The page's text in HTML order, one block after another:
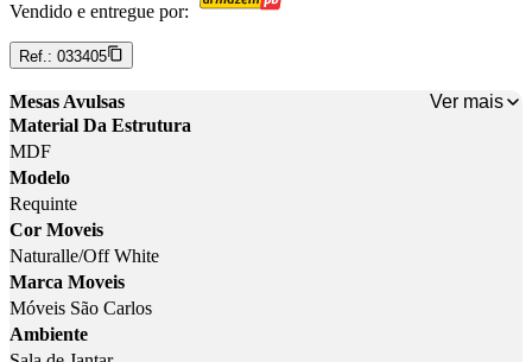
Vendido e entregue por:
Ref.: 033405
Mesas Avulsas
Ver mais
Material Da Estrutura
MDF
Modelo
Requinte
Cor Moveis
Naturalle/Off White
Marca Moveis
Móveis São Carlos
Ambiente